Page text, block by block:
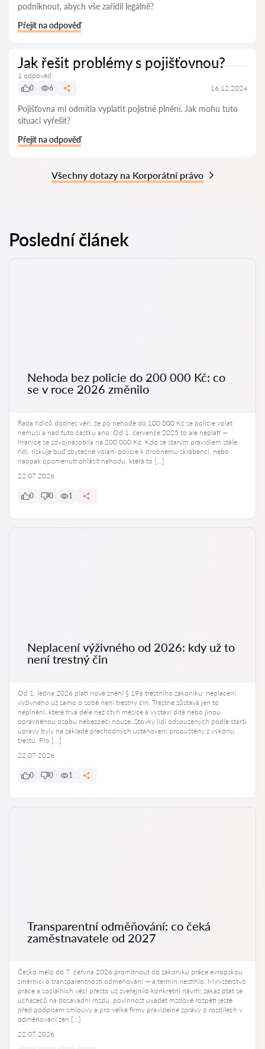
podniknout, abych vše zařídil legálně?
Přejít na odpověď
Jak řešit problémy s pojišťovnou?
1 odpověď
0
6 16.12.2024
Pojišťovna mi odmítla vyplatit pojistné plnění. Jak mohu tuto
situaci vyřešit?
Přejít na odpověď
Všechny dotazy na Korporátní právo
Poslední článek
Nehoda bez policie do 200 000 Kč: co
se v roce 2026 změnilo
Řada řidičů dodnes věří, že po nehodě do 100 000 Kč se policie volat
nemusí a nad tuto částku ano. Od 1. července 2025 to ale neplatí —
hranice se zdvojnásobila na 200 000 Kč. Kdo se starým pravidlem stále
řídí, riskuje buď zbytečné volání policie k drobnému škrábanci, nebo
naopak opomenutí ohlásit nehodu, která to […]
22.07.2026
0 0 1
Neplacení výživného od 2026: kdy už to
není trestný čin
Od 1. ledna 2026 platí nové znění § 196 trestního zákoníku: neplacení
výživného už samo o sobě není trestný čin. Trestné zůstává jen to
neplnění, které trvá déle než čtyři měsíce a vystaví dítě nebo jinou
oprávněnou osobu nebezpečí nouze. Stovky lidí odsouzených podle starší
úpravy byly na základě přechodných ustanovení propuštěny z výkonu
trestu. Pro […]
22.07.2026
0 0 1
Transparentní odměňování: co čeká
zaměstnavatele od 2027
Česko mělo do 7. června 2026 promítnout do zákoníku práce evropskou
směrnici o transparentnosti odměňování — a termín nestihlo. Ministerstvo
práce a sociálních věcí přesto už zveřejnilo konkrétní návrh: zákaz ptát se
uchazečů na dosavadní mzdu, povinnost uvádět mzdové rozpětí ještě
před podpisem smlouvy a pro velké firmy pravidelné zprávy o rozdílech v
odměňování žen […]
22.07.2026